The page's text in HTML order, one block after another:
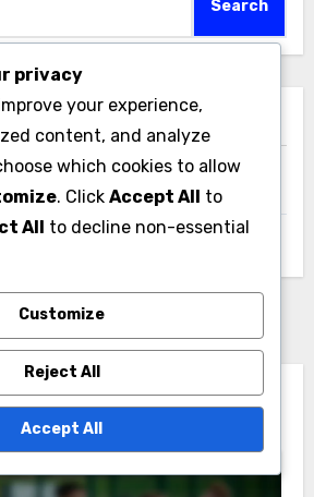
privacy
your experience,
content, and analyze
which cookies to allow
. Click Accept All to
All to decline non-essential
Customize
Reject All
Accept All